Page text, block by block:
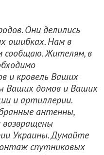
Они делились
ошибках. Нам в
сообщаю. Жителям, в
и кровель Ваших
Ваших домов и Ваших
и артиллерии.
антенны,
Украины. Думайте
спутниковых